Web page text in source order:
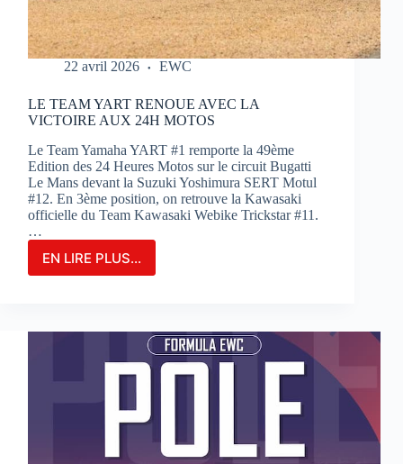
22 avril 2026 EWC
LE TEAM YART RENOUE AVEC LA
VICTOIRE AUX 24H MOTOS
Le Team Yamaha YART #1 remporte la 49ème
Edition des 24 Heures Motos sur le circuit Bugatti
Le Mans devant la Suzuki Yoshimura SERT Motul
#12. En 3ème position, on retrouve la Kawasaki
officielle du Team Kawasaki Webike Trickstar #11.
…
EN LIRE PLUS...
LE
AVEC
VICTOIRE
MOTOS